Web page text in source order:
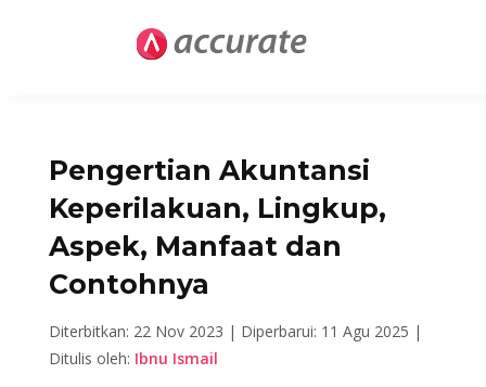
Pengertian Akuntansi
Keperilakuan, Lingkup,
Aspek, Manfaat dan
Contohnya
Diterbitkan: 22 Nov 2023 | Diperbarui: 11 Agu 2025 |
Ditulis oleh: Ibnu Ismail